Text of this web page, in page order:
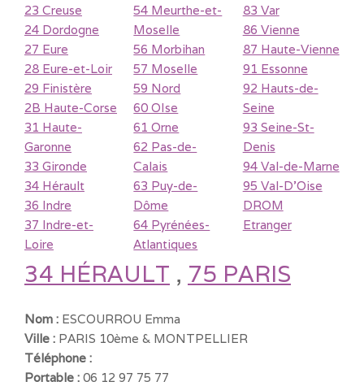
23 Creuse
24 Dordogne
27 Eure
28 Eure-et-Loir
29 Finistère
2B Haute-Corse
31 Haute-
Garonne
33 Gironde
34 Hérault
36 Indre
37 Indre-et-
Loire
54 Meurthe-et-
Moselle
56 Morbihan
57 Moselle
59 Nord
60 OIse
61 Orne
62 Pas-de-
Calais
63 Puy-de-
Dôme
64 Pyrénées-
Atlantiques
83 Var
86 Vienne
87 Haute-Vienne
91 Essonne
92 Hauts-de-
Seine
93 Seine-St-
Denis
94 Val-de-Marne
95 Val-D'Oise
DROM
Etranger
34 HÉRAULT , 75 PARIS
Nom : ESCOURROU Emma
Ville : PARIS 10ème & MONTPELLIER
Téléphone :
Portable : 06 12 97 75 77